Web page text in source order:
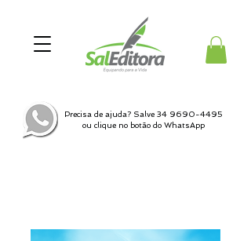
Precisa de ajuda? Salve 34 9690-4495
ou clique no botão do WhatsApp